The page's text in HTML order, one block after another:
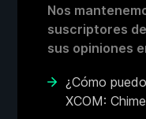
Nos
suscriptores
sus opiniones
¿Cómo
XCOM: